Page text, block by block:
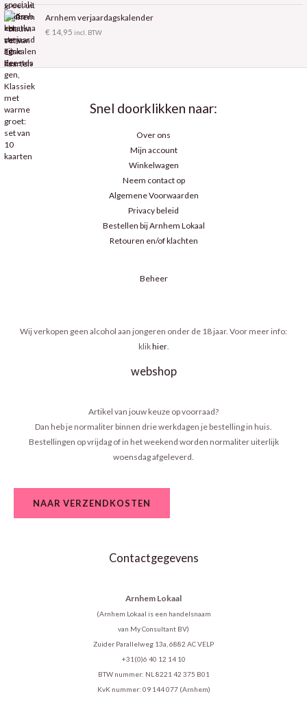
Arnhem verjaardagskalender
€14,95 incl. BTW
Snel doorklikken naar:
Over ons
Mijn account
Winkelwagen
Neem contact op
Algemene Voorwaarden
Privacy beleid
Bestellen bij Arnhem Lokaal
Retouren en/of klachten
Beheer
Wij verkopen geen alcohol aan jongeren onder de 18 jaar. Voor meer info:
klikhier.
webshop
Artikel van jouw keuze op voorraad?
Dan heb je normaliter binnen drie werkdagen je bestelling in huis.
Bestellingen op vrijdag of in het weekend worden normaliter uiterlijk
woensdag afgeleverd.
NAAR VERZENDKOSTEN
Contactgegevens
Arnhem Lokaal
(Arnhem Lokaal is een handelsnaam
van My Consultant BV)
Zuider Parallelweg 13a, 6882 AC VELP
+31(0)6 40 12 14 10
BTW nummer: NL 8221 42 375 B01
KvK nummer: 09 144 077 (Arnhem)